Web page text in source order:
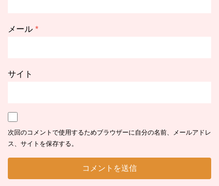
メール *
サイト
次回のコメントで使用するためブラウザーに自分の名前、メールアドレ
ス、サイトを保存する。